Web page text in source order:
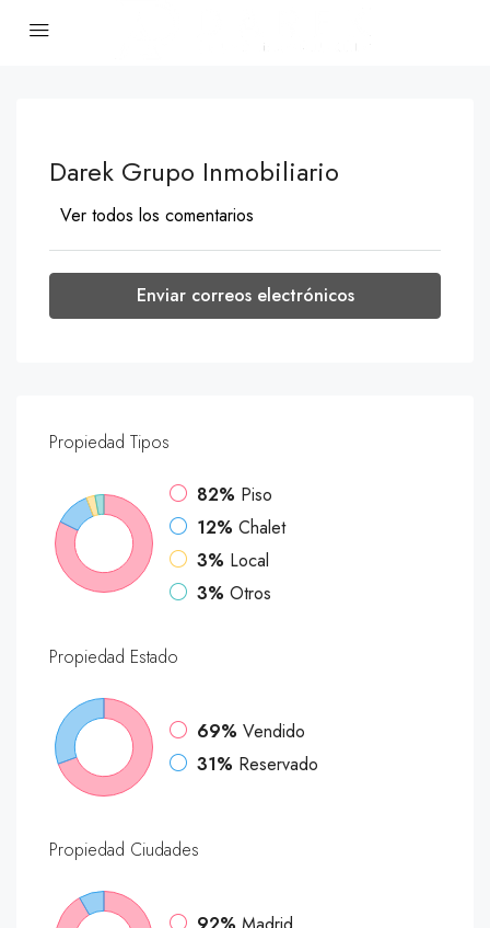
Darek Grupo Inmobiliario
Ver todos los comentarios
Enviar correos electrónicos
Propiedad Tipos
82% Piso
12% Chalet
3% Local
3% Otros
Propiedad Estado
69% Vendido
31% Reservado
Propiedad Ciudades